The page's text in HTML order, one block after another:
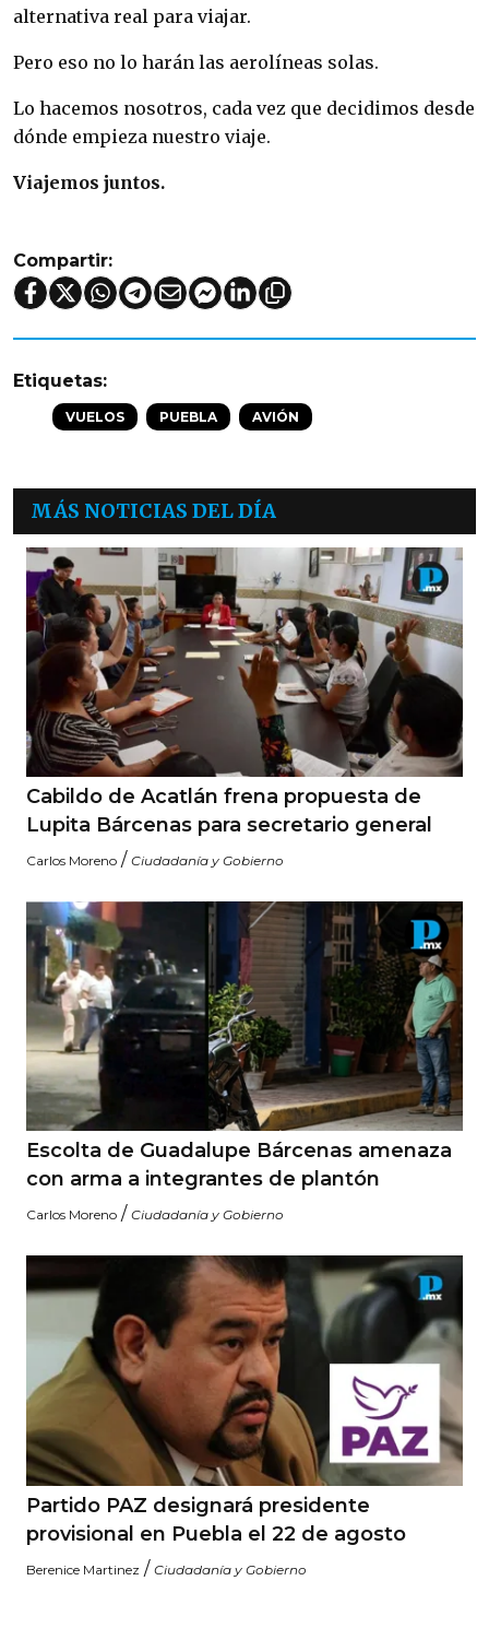
alternativa real para viajar.
Pero eso no lo harán las aerolíneas solas.
Lo hacemos nosotros, cada vez que decidimos desde
dónde empieza nuestro viaje.
Viajemos juntos.
Compartir:
Etiquetas:
VUELOS PUEBLA AVIÓN
MÁS NOTICIAS DEL DÍA
Cabildo de Acatlán frena propuesta de
Lupita Bárcenas para secretario general
Carlos Moreno / Ciudadanía y Gobierno
Escolta de Guadalupe Bárcenas amenaza
con arma a integrantes de plantón
Carlos Moreno / Ciudadanía y Gobierno
Partido PAZ designará presidente
provisional en Puebla el 22 de agosto
Berenice Martinez / Ciudadanía y Gobierno